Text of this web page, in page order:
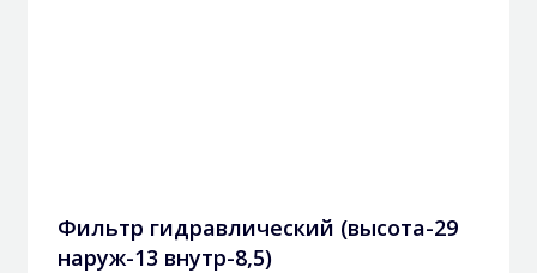
Фильтр гидравлический (высота-29
наруж-13 внутр-8,5)